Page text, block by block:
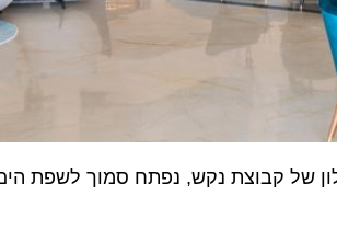
קבוצת נקש, נפתח סמוך לשפת הים